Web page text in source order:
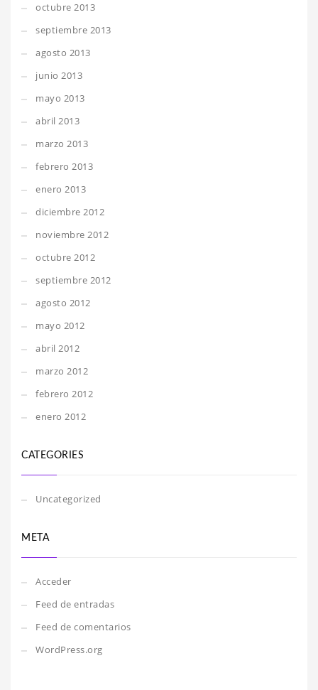
octubre 2013
septiembre 2013
agosto 2013
junio 2013
mayo 2013
abril 2013
marzo 2013
febrero 2013
enero 2013
diciembre 2012
noviembre 2012
octubre 2012
septiembre 2012
agosto 2012
mayo 2012
abril 2012
marzo 2012
febrero 2012
enero 2012
CATEGORIES
Uncategorized
META
Acceder
Feed de entradas
Feed de comentarios
WordPress.org